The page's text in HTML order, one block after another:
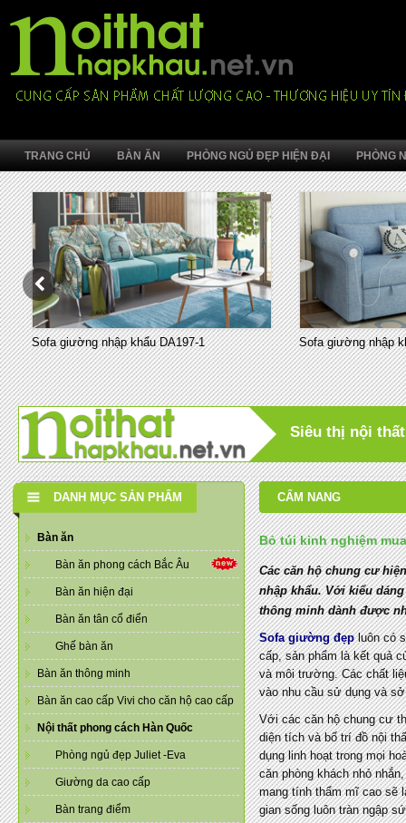
TRANG CHỦ BÀN ĂN PHÒNG NGỦ ĐẸP HIỆN ĐẠI PHÒNG
Sofa giường nhập khẩu DA197-1 Sofa giường nhập
Siêu thị nội
DANH MỤC SẢN PHẨM
Bàn ăn
Bàn ăn phong cách Bắc Âu
Bàn ăn hiện đại
Bàn ăn tân cổ điển
Ghế bàn ăn
Bàn ăn thông minh
Bàn ăn cao cấp Vivi cho căn hộ cao cấp
Nội thất phong cách Hàn Quốc
Phòng ngủ đẹp Juliet -Eva
Giường da cao cấp
Bàn trang điểm
CẨM NANG
Bỏ túi kinh nghiệm
Các căn hộ chung cư
nhập khẩu. Với kiểu
thông minh dành được
Sofa giường đẹpluôn có
cấp, sản phẩm là kết quả
và môi trường. Các chất
vào nhu cầu sử dụng và
Với các căn hộ chung cư
diện tích và bố trí đồ nội
dụng linh hoạt trong mọi
căn phòng khách nhỏ
mang tính thẩm mĩ cao sẽ
gian sống luôn tràn ngập